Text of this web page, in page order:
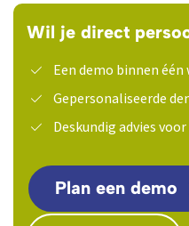
Wil je direct
Een demo binnen
Gepersonaliseerde
Deskundig advies
Plan een demo